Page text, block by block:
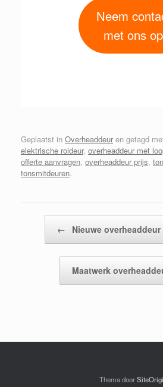
Neem
met ons op
Geplaatst in Overheaddeur en getagd
elektrische roldeur, overheaddeur met
offerte aanvragen, overheaddeur prijs,
tonsmitdeuren.
← Nieuwe
Maatwerk
Thema door